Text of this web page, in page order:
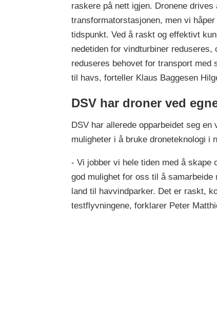
raskere på nett igjen. Dronene
transformatorstasjonen, men vi
tidspunkt. Ved å raskt og effektivt
nedetiden for vindturbiner
reduseres behovet for transport
til havs, forteller Klaus Baggesen
DSV har droner ved
DSV har allerede opparbeidet seg
muligheter i å bruke droneteknologi i
- Vi jobber vi hele tiden med å skape
god mulighet for oss til å
land til havvindparker. Det er raskt,
testflyvningene, forklarer Peter